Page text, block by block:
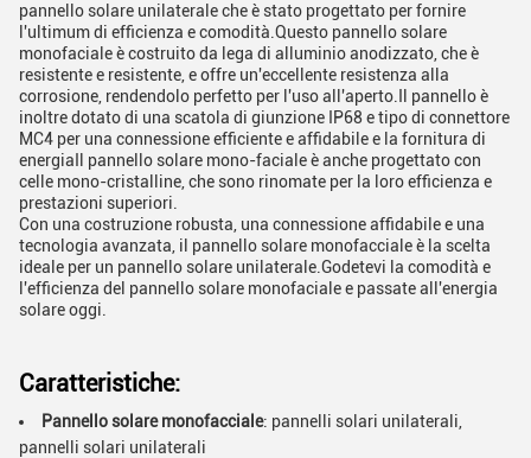
pannello solare unilaterale che è stato progettato per fornire
l'ultimum di efficienza e comodità.Questo pannello solare
monofaciale è costruito da lega di alluminio anodizzato, che è
resistente e resistente, e offre un'eccellente resistenza alla
corrosione, rendendolo perfetto per l'uso all'aperto.Il pannello è
inoltre dotato di una scatola di giunzione IP68 e tipo di connettore
MC4 per una connessione efficiente e affidabile e la fornitura di
energiaIl pannello solare mono-faciale è anche progettato con
celle mono-cristalline, che sono rinomate per la loro efficienza e
prestazioni superiori.
Con una costruzione robusta, una connessione affidabile e una
tecnologia avanzata, il pannello solare monofacciale è la scelta
ideale per un pannello solare unilaterale.Godetevi la comodità e
l'efficienza del pannello solare monofaciale e passate all'energia
solare oggi.
Caratteristiche:
Pannello solare monofacciale: pannelli solari unilaterali,
pannelli solari unilaterali